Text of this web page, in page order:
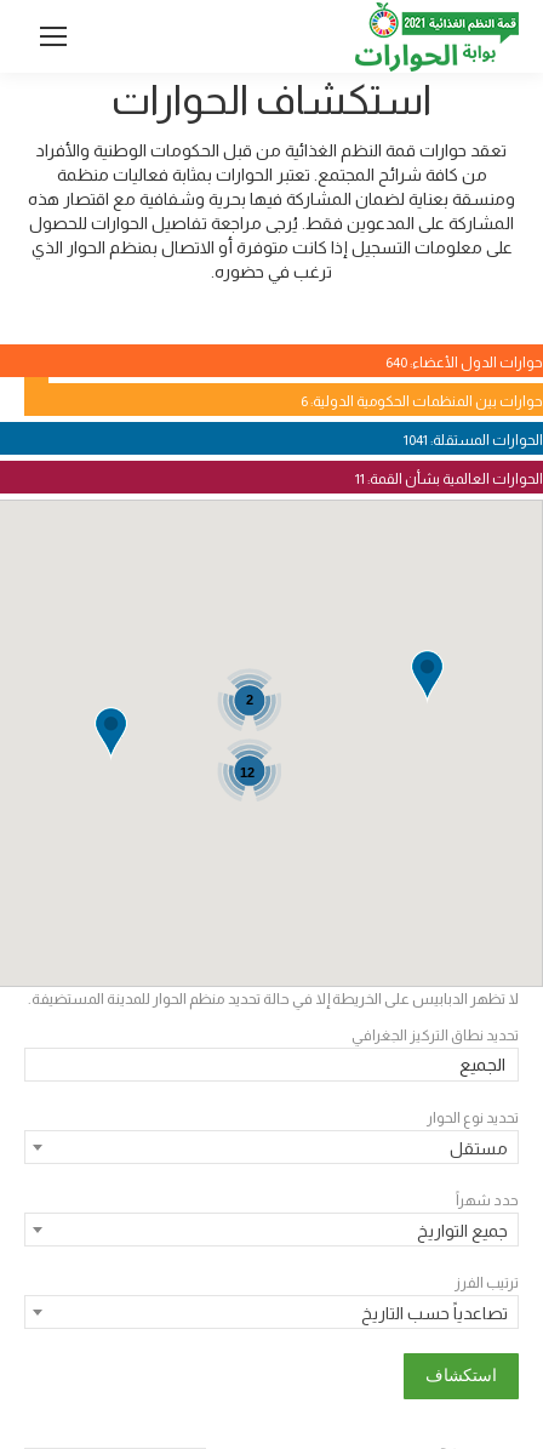
استكشاف الحوارات
تعقد حوارات قمة النظم الغذائية من قبل الحكومات الوطنية والأفراد
من كافة شرائح المجتمع. تعتبر الحوارات بمثابة فعاليات منظمة
ومنسقة بعناية لضمان المشاركة فيها بحرية وشفافية مع اقتصار هذه
المشاركة على المدعوين فقط. يُرجى مراجعة تفاصيل الحوارات للحصول
على معلومات التسجيل إذا كانت متوفرة أو الاتصال بمنظم الحوار الذي
ترغب في حضوره.
حوارات الدول الأعضاء: 640
حوارات بين المنظمات الحكومية الدولية: 6
الحوارات المستقلة: 1041
الحوارات العالمية بشأن القمة: 11
12
2
لا تظهر الدبابيس على الخريطة إلا في حالة تحديد منظم الحوار للمدينة المستضيفة.
تحديد نطاق التركيز الجغرافي
الجميع
تحديد نوع الحوار
مستقل
حدد شهراً
جميع التواريخ
ترتيب الفرز
تصاعدياً حسب التاريخ